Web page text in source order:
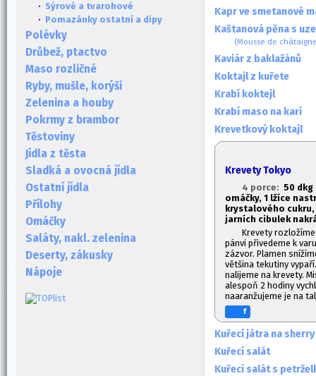
· Sýrové a tvarohové
· Pomazánky ostatní a dipy
Polévky
Drůbež, ptactvo
Maso rozličné
Ryby, mušle, korýši
Zelenina a houby
Pokrmy z brambor
Těstoviny
Jídla z těsta
Sladká a ovocná jídla
Ostatní jídla
Přílohy
Omáčky
Saláty, nakl. zelenina
Deserty, zákusky
Nápoje
Kapr ve smetanové
Kaštanová pěna s
(Mousse de
Kaviár z baklažánů
Koktajl z kuřete
Krabí koktejl
Krabí maso na karí
Krevetkový koktajl
Krevety Tokyo
4 porce: 50
omáčky, 1 lžíce
krystalového
jarních cibulek
Krevety
pánvi přivedeme k
zázvor. Plamen
většina tekutiny
nalijeme na krevety.
alespoň 2 hodiny
naaranžujeme je na
f
Kuřecí játra na sherry
Kuřecí salát
Kuřecí salát s